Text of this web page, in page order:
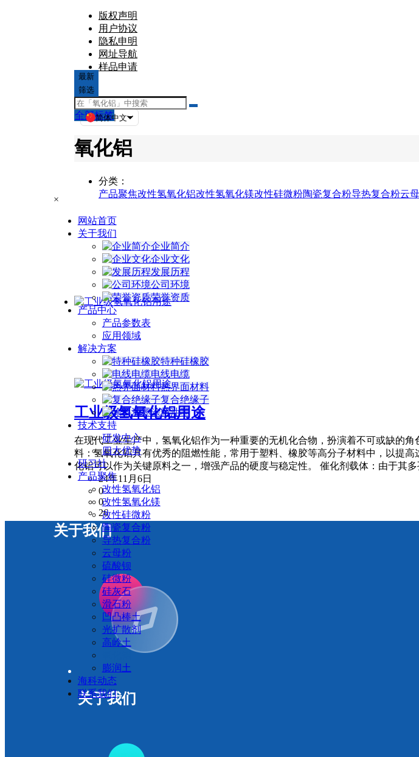
版权声明
用户协议
隐私申明
网址导航
样品申请
文章
简体中文
×
网站首页
关于我们
企业简介
企业文化
发展历程
公司环境
荣誉资质
产品中心
产品参数表
应用领域
解决方案
特种硅橡胶
电线电缆
热界面材料
复合绝缘子
涂料油墨
技术支持
研发中心
四大优势
研习社
产品聚焦
改性氢氧化铝
改性氢氧化镁
改性硅微粉
陶瓷复合粉
导热复合粉
云母粉
硫酸钡
硅微粉
硅灰石
滑石粉
凹凸棒土
光扩散剂
高岭土
膨润土
海科动态
联系我们
最新
筛选
全部标签
氧化铝
分类：
产品聚焦改性氢氧化铝改性氢氧化镁改性硅微粉陶瓷复合粉导热复合粉云
工业级氢氧化铝用途
在现代工业生产中，氢氧化铝作为一种重要的无机化合物，扮演着不可或缺的
料：氢氧化铝具有优秀的阻燃性能，常用于塑料、橡胶等高分子材料中，以提
化铝可以作为关键原料之一，增强产品的硬度与稳定性。 催化剂载体：由于其
24年11月6日
0
0
26
关于我们
关于我们